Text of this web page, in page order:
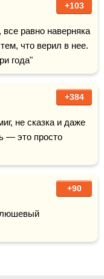
+103
равно наверняка
что верил в нее.
года"
+384
не сказка и даже
+90